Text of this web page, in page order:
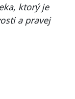
ktorý je
a pravej